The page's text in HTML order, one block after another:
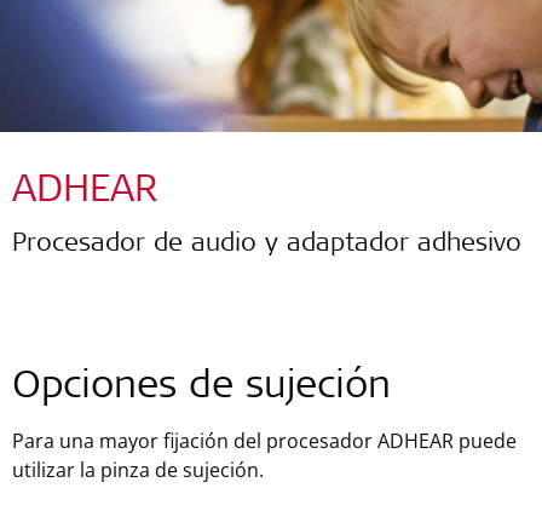
ADHEAR
Procesador de audio y adaptador adhesivo
Opciones de sujeción
Para una mayor fijación del procesador ADHEAR puede
utilizar la pinza de sujeción.